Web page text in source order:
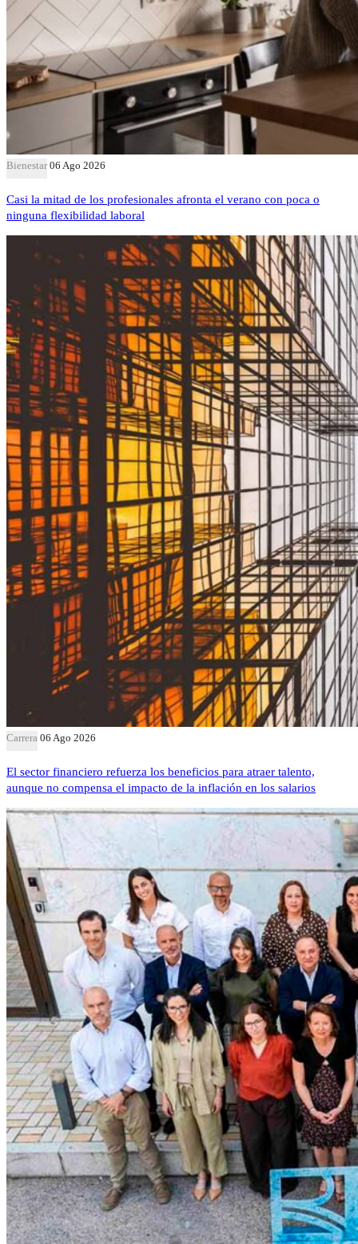
Bienestar 06 Ago 2026
Casi la mitad de los profesionales afronta el verano con poca o
ninguna flexibilidad laboral
Carrera 06 Ago 2026
El sector financiero refuerza los beneficios para atraer talento,
aunque no compensa el impacto de la inflación en los salarios